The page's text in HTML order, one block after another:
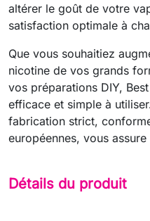
altérer le goût de votre
satisfaction optimale à
Que vous souhaitiez
nicotine de vos grands
vos préparations DIY,
efficace et simple à
fabrication strict,
européennes, vous
Détails du produit